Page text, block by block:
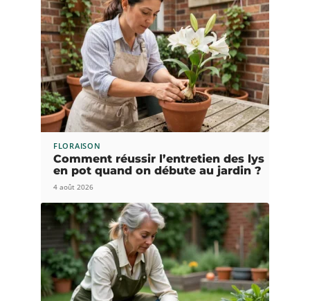
FLORAISON
Comment réussir l’entretien des lys
en pot quand on débute au jardin ?
4 août 2026